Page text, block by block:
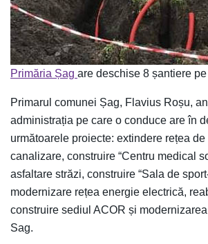
Primăria Șag are deschise 8 șantiere
Primarul comunei Șag, Flavius Roșu,
administrația pe care o conduce are în
următoarele proiecte: extindere rețea
canalizare, construire “Centru medical
asfaltare străzi, construire “Sala de
modernizare rețea energie electrică,
construire sediul ACOR și
Sag.